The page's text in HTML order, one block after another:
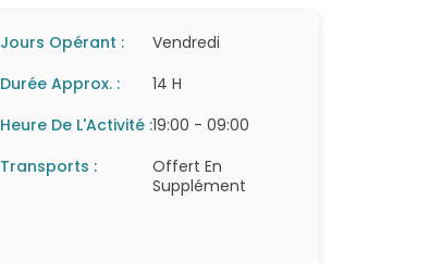
Jours Opérant :
Vendredi
Durée Approx. :
14 H
Heure De L'Activité :19:00 - 09:00
Transports :
Offert En
Supplément